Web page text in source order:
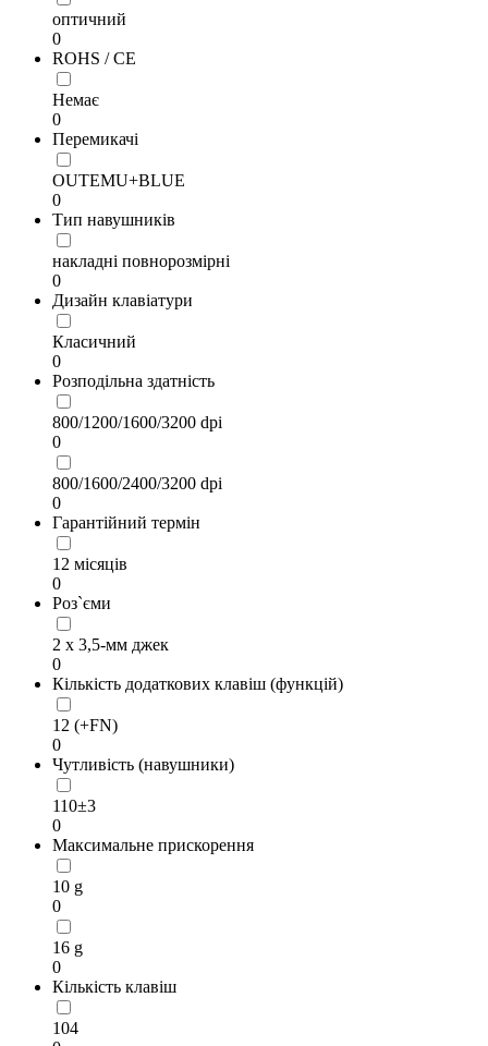
оптичний
0
ROHS / CE
Немає
0
Перемикачі
OUTEMU+BLUE
0
Тип навушників
накладні повнорозмірні
0
Дизайн клавіатури
Класичний
0
Розподільна здатність
800/1200/1600/3200 dpi
0
800/1600/2400/3200 dpi
0
Гарантійний термін
12 місяців
0
Роз`єми
2 x 3,5-мм джек
0
Кількість додаткових клавіш (функцій)
12 (+FN)
0
Чутливість (навушники)
110±3
0
Максимальне прискорення
10 g
0
16 g
0
Кількість клавіш
104